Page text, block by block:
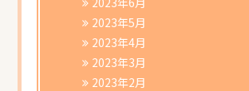
2023年5月
2023年4月
2023年3月
2023年2月